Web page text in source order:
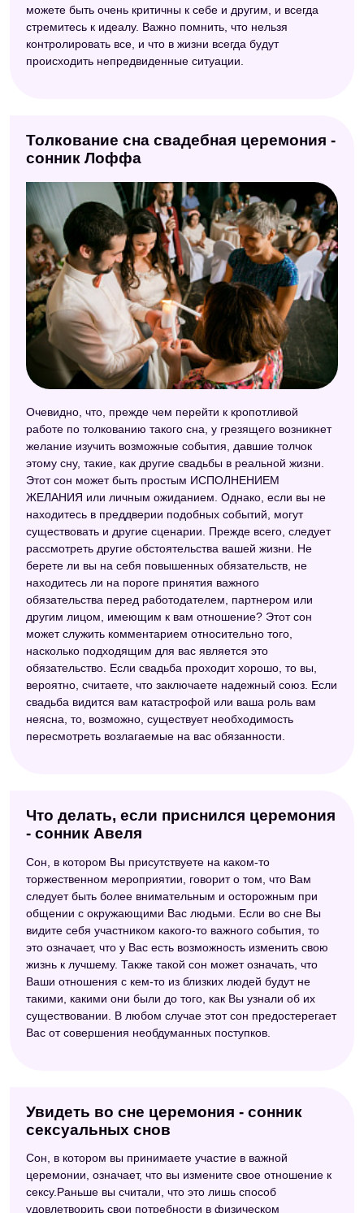
можете быть очень критичны к себе и другим, и всегда
стремитесь к идеалу. Важно помнить, что нельзя
контролировать все, и что в жизни всегда будут
происходить непредвиденные ситуации.
Толкование сна свадебная церемония -
сонник Лоффа
Очевидно, что, прежде чем перейти к кропотливой
работе по толкованию такого сна, у грезящего возникнет
желание изучить возможные события, давшие толчок
этому сну, такие, как другие свадьбы в реальной жизни.
Этот сон может быть простым ИСПОЛНЕНИЕМ
ЖЕЛАНИЯ или личным ожиданием. Однако, если вы не
находитесь в преддверии подобных событий, могут
существовать и другие сценарии. Прежде всего, следует
рассмотреть другие обстоятельства вашей жизни. Не
берете ли вы на себя повышенных обязательств, не
находитесь ли на пороге принятия важного
обязательства перед работодателем, партнером или
другим лицом, имеющим к вам отношение? Этот сон
может служить комментарием относительно того,
насколько подходящим для вас является это
обязательство. Если свадьба проходит хорошо, то вы,
вероятно, считаете, что заключаете надежный союз. Если
свадьба видится вам катастрофой или ваша роль вам
неясна, то, возможно, существует необходимость
пересмотреть возлагаемые на вас обязанности.
Что делать, если приснился церемония
- сонник Авеля
Сон, в котором Вы присутствуете на каком-то
торжественном мероприятии, говорит о том, что Вам
следует быть более внимательным и осторожным при
общении с окружающими Вас людьми. Если во сне Вы
видите себя участником какого-то важного события, то
это означает, что у Вас есть возможность изменить свою
жизнь к лучшему. Также такой сон может означать, что
Ваши отношения с кем-то из близких людей будут не
такими, какими они были до того, как Вы узнали об их
существовании. В любом случае этот сон предостерегает
Вас от совершения необдуманных поступков.
Увидеть во сне церемония - сонник
сексуальных снов
Сон, в котором вы принимаете участие в важной
церемонии, означает, что вы измените свое отношение к
сексу.Раньше вы считали, что это лишь способ
удовлетворить свои потребности в физическом